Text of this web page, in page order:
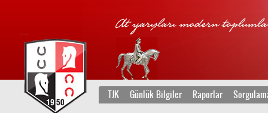
TJK Günlük Bilgiler Raporlar